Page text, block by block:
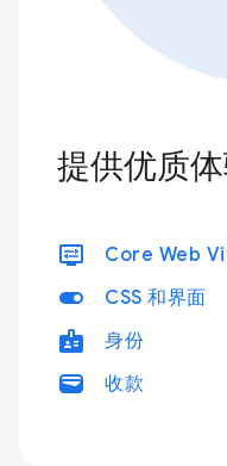
提供优质
display_settings Core Web
toggle_on CSS 和界面
badge 身份
wallet 收款